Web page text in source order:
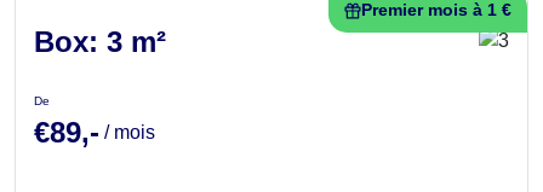
Premier mois à 1 €
Box: 3 m²
De
€89,- / mois